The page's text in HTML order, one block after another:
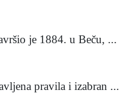
je 1884. u Beču, ...
pravila i izabran ...